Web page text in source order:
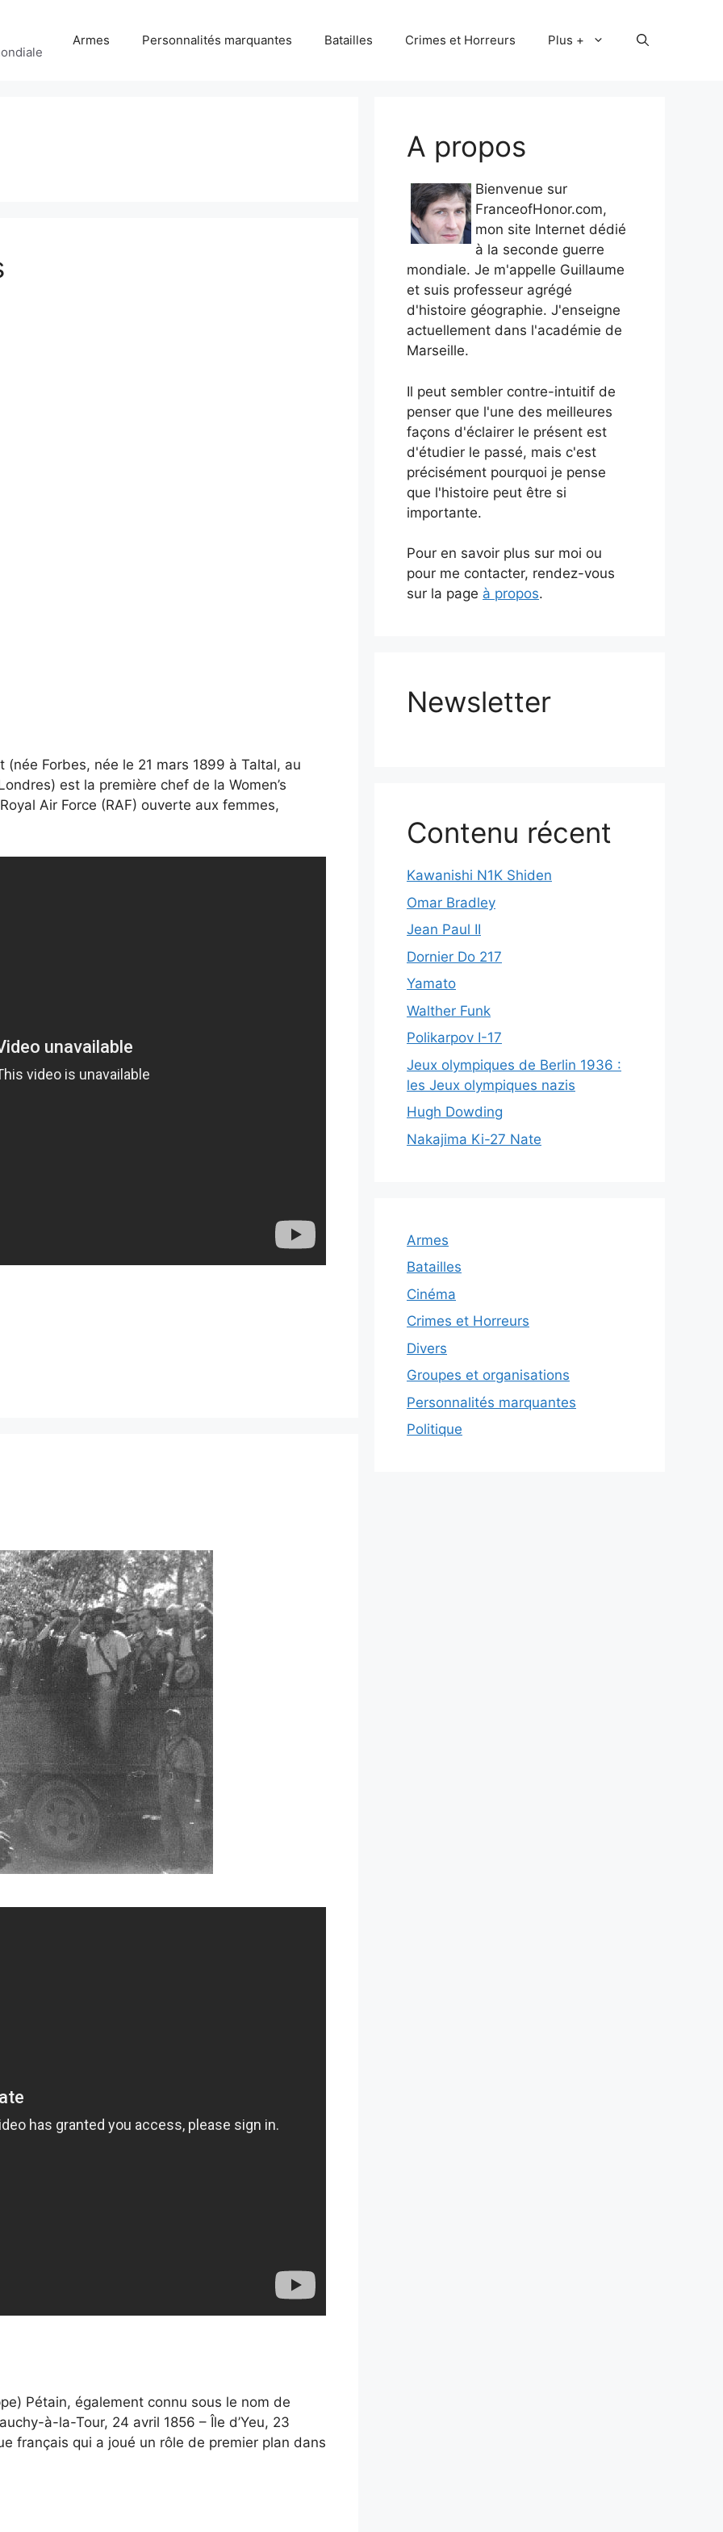
Armes Personnalités marquantes Batailles Crimes et Horreurs Plus +
Forbes, née le 21 mars 1899 à Taltal, au
est la première chef de la Women’s
Air Force (RAF) ouverte aux femmes,
Pétain, également connu sous le nom de
à-la-Tour, 24 avril 1856 – Île d’Yeu, 23
français qui a joué un rôle de premier plan dans
A propos
Bienvenue sur
FranceofHonor.com,
mon site Internet dédié
à la seconde guerre
mondiale. Je m'appelle Guillaume
et suis professeur agrégé
d'histoire géographie. J'enseigne
actuellement dans l'académie de
Marseille.
Il peut sembler contre-intuitif de
penser que l'une des meilleures
façons d'éclairer le présent est
d'étudier le passé, mais c'est
précisément pourquoi je pense
que l'histoire peut être si
importante.
Pour en savoir plus sur moi ou
pour me contacter, rendez-vous
sur la page à propos.
Newsletter
Contenu récent
Kawanishi N1K Shiden
Omar Bradley
Jean Paul II
Dornier Do 217
Yamato
Walther Funk
Polikarpov I-17
Jeux olympiques de Berlin 1936 :
les Jeux olympiques nazis
Hugh Dowding
Nakajima Ki-27 Nate
Armes
Batailles
Cinéma
Crimes et Horreurs
Divers
Groupes et organisations
Personnalités marquantes
Politique